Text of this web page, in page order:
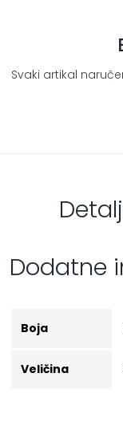
Svaki artikal
Dodatne
Boja
Veličina